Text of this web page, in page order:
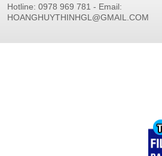
Hotline: 0978 969 781 - Email:
HOANGHUYTHINHGL@GMAIL.COM